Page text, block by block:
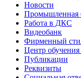
Новости
Промышленная
Работа в ДКС
Видеобанк
Фирменный
Центр обучения
Публикации
Реквизиты